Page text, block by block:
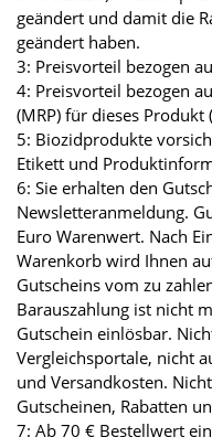
geändert und damit die
geändert haben.
3: Preisvorteil bezogen
4: Preisvorteil bezogen
(MRP) für dieses Produkt
5: Biozidprodukte
Etikett und
6: Sie erhalten den
Newsletteranmeldung.
Euro Warenwert. Nach
Warenkorb wird Ihnen
Gutscheins vom zu
Barauszahlung ist nicht
Gutschein einlösbar.
Vergleichsportale, nicht
und Versandkosten.
Gutscheinen, Rabatten
7: Ab 70 € Bestellwert